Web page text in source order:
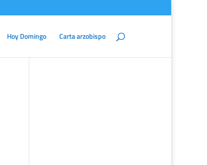
Hoy Domingo Carta arzobispo